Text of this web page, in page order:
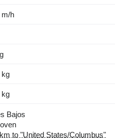
m/h
kg
kg
Bajos
to "United States/Columbus"